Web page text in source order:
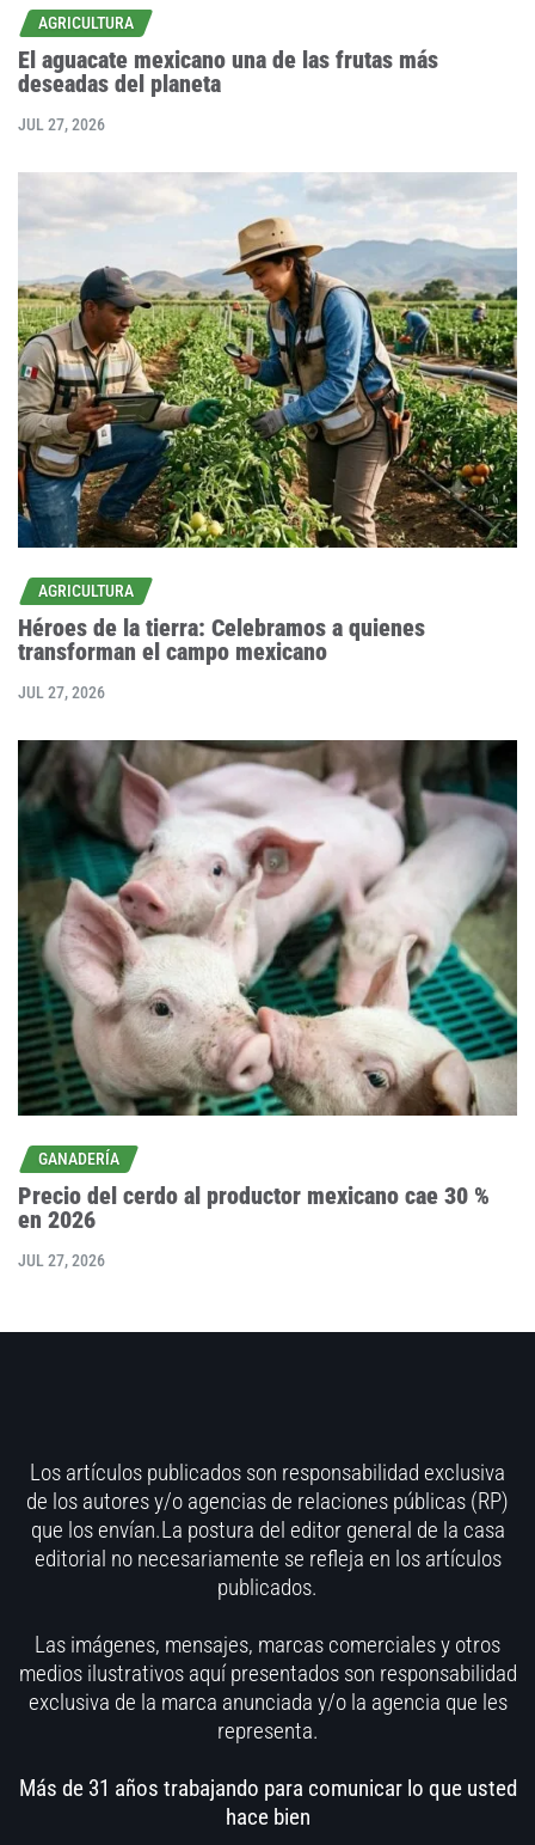
AGRICULTURA
El aguacate mexicano una de las frutas más
deseadas del planeta
JUL 27, 2026
AGRICULTURA
Héroes de la tierra: Celebramos a quienes
transforman el campo mexicano
JUL 27, 2026
GANADERÍA
Precio del cerdo al productor mexicano cae 30 %
en 2026
JUL 27, 2026
Los artículos publicados son responsabilidad exclusiva
de los autores y/o agencias de relaciones públicas (RP)
que los envían.La postura del editor general de la casa
editorial no necesariamente se refleja en los artículos
publicados.
Las imágenes, mensajes, marcas comerciales y otros
medios ilustrativos aquí presentados son responsabilidad
exclusiva de la marca anunciada y/o la agencia que les
representa.
Más de 31 años trabajando para comunicar lo que usted
hace bien